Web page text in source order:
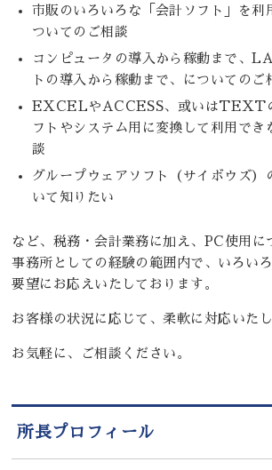
市販のいろいろな「会計ソフト」を利
ついてのご相談
コンピュータの導入から稼動まで、
トの導入から稼動まで、についてのご
EXCELやACCESS、或いはTEXT
フトやシステム用に変換して利用でき
談
グループウェアソフト（サイボウズ）
いて知りたい
など、税務・会計業務に加え、PC使用に
事務所としての経験の範囲内で、いろい
要望にお応えいたしております。
お客様の状況に応じて、柔軟に対応いたし
お気軽に、ご相談ください。
所長プロフィール